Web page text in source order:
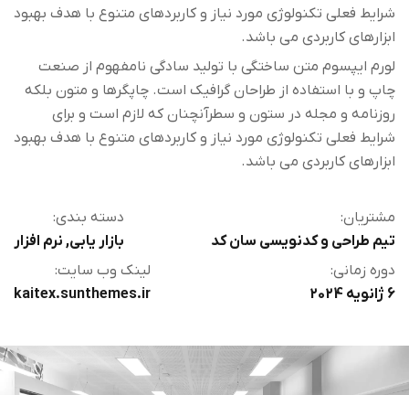
شرایط فعلی تکنولوژی مورد نیاز و کاربردهای متنوع با هدف بهبود
ابزارهای کاربردی می باشد.
لورم ایپسوم متن ساختگی با تولید سادگی نامفهوم از صنعت
چاپ و با استفاده از طراحان گرافیک است. چاپگرها و متون بلکه
روزنامه و مجله در ستون و سطرآنچنان که لازم است و برای
شرایط فعلی تکنولوژی مورد نیاز و کاربردهای متنوع با هدف بهبود
ابزارهای کاربردی می باشد.
مشتریان:
تیم طراحی و کدنویسی سان کد
دسته بندی:
بازار یابی, نرم افزار
دوره زمانی:
6 ژانویه 2024
لینک وب سایت:
kaitex.sunthemes.ir